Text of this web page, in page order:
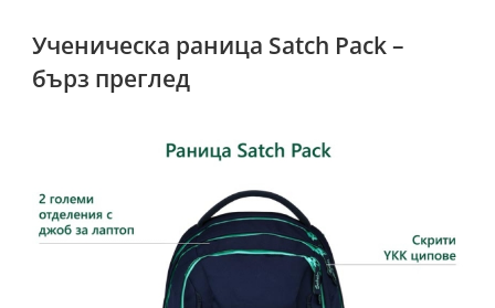
Ученическа раница Satch Pack –
бърз преглед